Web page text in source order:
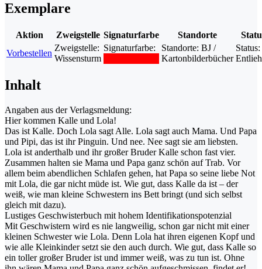
Exemplare
Aktion Zweigstelle Signaturfarbe Standorte
Vorbestellen
Zweigstelle:
Wissensturm
Signaturfarbe: Standorte: BJ /
Kartonbilderbücher
Status:
Inhalt
Angaben aus der Verlagsmeldung:
Hier kommen Kalle und Lola!
Das ist Kalle. Doch Lola sagt Alle. Lola sagt auch Mama. Und Papa
und Pipi, das ist ihr Pinguin. Und nee. Nee sagt sie am liebsten.
Lola ist anderthalb und ihr großer Bruder Kalle schon fast vier.
Zusammen halten sie Mama und Papa ganz schön auf Trab. Vor
allem beim abendlichen Schlafen gehen, hat Papa so seine liebe Not
mit Lola, die gar nicht müde ist. Wie gut, dass Kalle da ist – der
weiß, wie man kleine Schwestern ins Bett bringt (und sich selbst
gleich mit dazu).
Lustiges Geschwisterbuch mit hohem Identifikationspotenzial
Mit Geschwistern wird es nie langweilig, schon gar nicht mit einer
kleinen Schwester wie Lola. Denn Lola hat ihren eigenen Kopf und
wie alle Kleinkinder setzt sie den auch durch. Wie gut, dass Kalle so
ein toller großer Bruder ist und immer weiß, was zu tun ist. Ohne